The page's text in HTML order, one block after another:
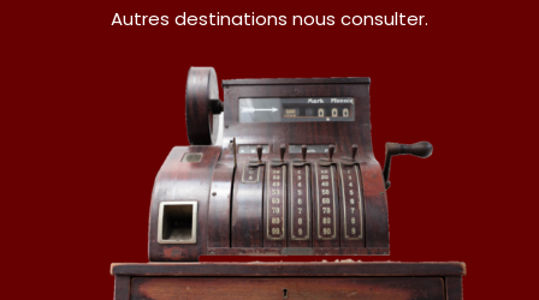
Autres destinations nous consulter.